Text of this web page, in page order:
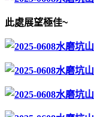
此處展望極佳~